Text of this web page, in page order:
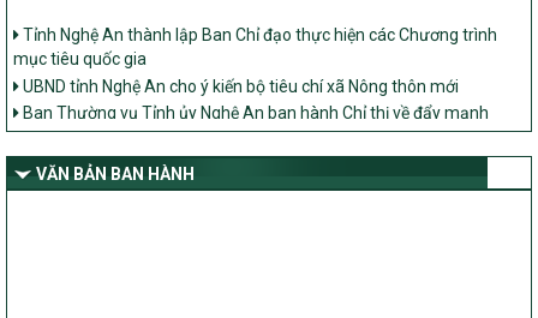
Tỉnh Nghệ An thành lập Ban Chỉ đạo thực hiện các Chương trình
mục tiêu quốc gia
UBND tỉnh Nghệ An cho ý kiến bộ tiêu chí xã Nông thôn mới
Ban Thường vụ Tỉnh ủy Nghệ An ban hành Chỉ thị về đẩy mạnh
thực hiện Chương trình mục tiêu quốc gia xây dựng nông thôn mới,
dân tộc thiểu số và miền núi giai đoạn 2026 – 2030 trên địa bàn tỉnh
Nghệ An
VĂN BẢN BAN HÀNH